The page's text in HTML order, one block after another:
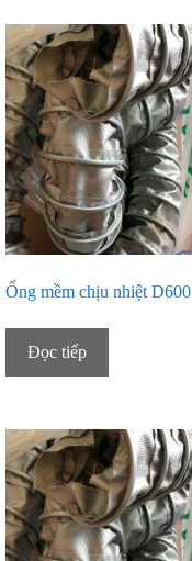
Ống mềm chịu nhiệt D600
Đọc tiếp